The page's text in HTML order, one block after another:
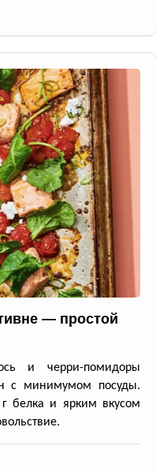
— простой
и черри-помидоры
с минимумом посуды.
белка и ярким вкусом